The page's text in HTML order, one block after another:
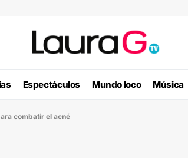
Espectáculos Mundo loco Música
combatir el acné